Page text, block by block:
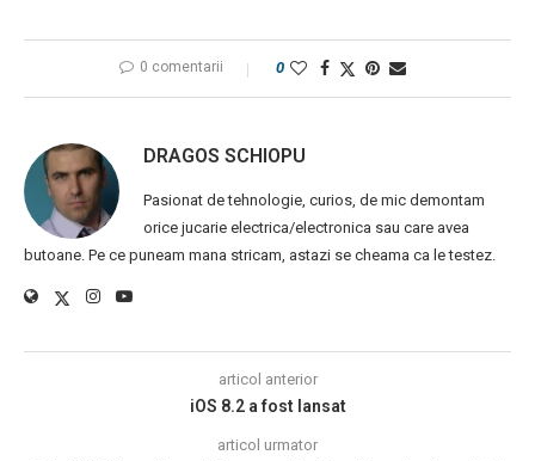
0 comentarii 0
DRAGOS SCHIOPU
Pasionat de tehnologie, curios, de mic demontam
orice jucarie electrica/electronica sau care avea
butoane. Pe ce puneam mana stricam, astazi se cheama ca le testez.
articol anterior
iOS 8.2 a fost lansat
articol urmator